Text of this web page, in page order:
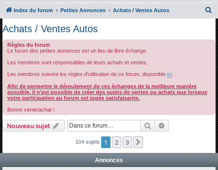
Index du forum Petites Annonces Achats / Ventes Autos
r
Achats / Ventes Autos
Règles du forum
Le forum des petites annonces est un lieu de libre échange.
Les membres sont responsables de leurs achats et ventes.
Les membres suivent les règles d'utilisation de ce forum, disponible ici
Afin de permettre le déroulement de ces échanges de la meilleure manière
possible, il n'est possible de créer des sujets de ventes ou achats que lorsque
votre participation au forum est jugée satisfaisante.
Bonne vente/achat !
Nouveau sujet RechercherRecherche
104 sujets 1 2 3
Annonces